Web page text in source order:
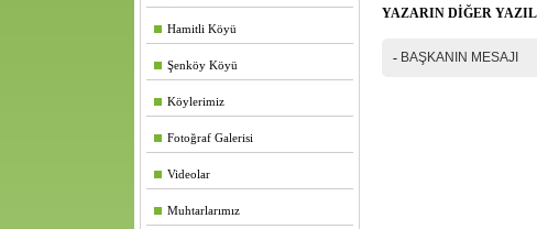
Hamitli Köyü
Şenköy Köyü
Köylerimiz
Fotoğraf Galerisi
Videolar
Muhtarlarımız
YAZARIN DİĞER
- BAŞKANIN MESAJI